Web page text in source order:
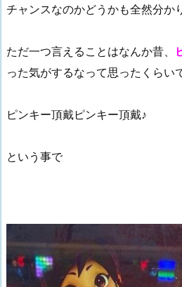
チャンスなのかどうかも全然分か
ただ一つ言えることはなんか昔、
った気がするなって思ったくらい
ピンキー頂戴ピンキー頂戴♪
という事で